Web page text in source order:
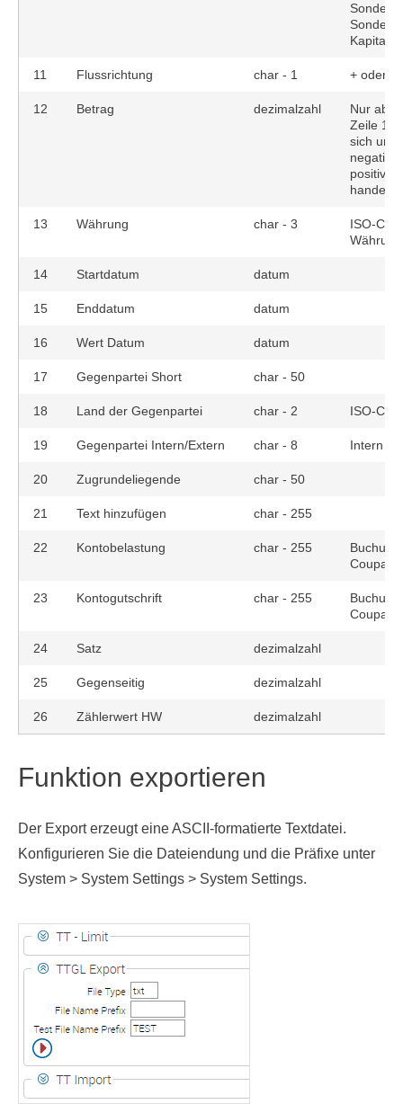
Kapital
11 Flussrichtung char - 1 + oder -
12 Betrag dezimalzahl
Nur
Zeile 11
sich um
handelt
13 Währung char - 3
ISO-
Währung
14 Startdatum datum
15 Enddatum datum
16 Wert Datum datum
17 Gegenpartei Short char - 50
18 Land der Gegenpartei char - 2 ISO-
19 Gegenpartei Intern/Extern char - 8 Intern
20 Zugrundeliegende char - 50
21 Text hinzufügen char - 255
22 Kontobelastung char - 255
Coupa
23 Kontogutschrift char - 255
Coupa
24 Satz dezimalzahl
25 Gegenseitig dezimalzahl
26 Zählerwert HW dezimalzahl
Funktion exportieren
Der Export erzeugt eine ASCII-formatierte Textdatei.
Konfigurieren Sie die Dateiendung und die Präfixe unter
System > System Settings > System Settings.